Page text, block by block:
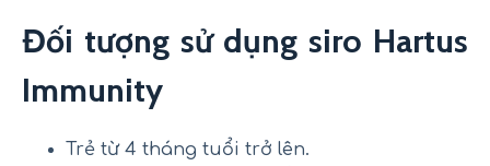
Đối tượng sử dụng siro Hartus
Immunity
Trẻ từ 4 tháng tuổi trở lên.